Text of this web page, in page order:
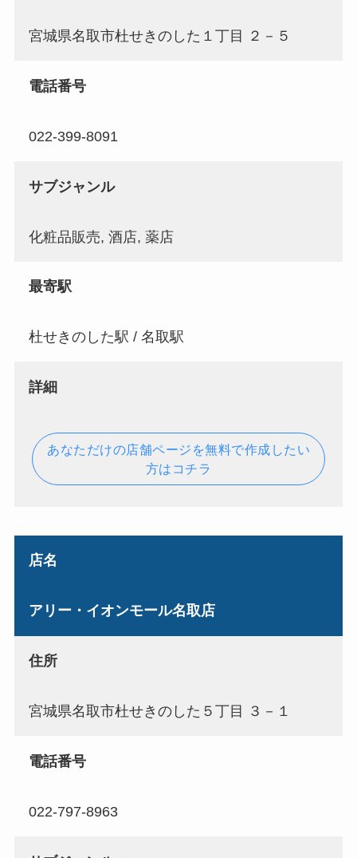
宮城県名取市杜せきのした１丁目 ２－５
電話番号
022-399-8091
サブジャンル
化粧品販売, 酒店, 薬店
最寄駅
杜せきのした駅 / 名取駅
詳細
あなただけの店舗ページを無料で作成したい
方はコチラ
店名
アリー・イオンモール名取店
住所
宮城県名取市杜せきのした５丁目 ３－１
電話番号
022-797-8963